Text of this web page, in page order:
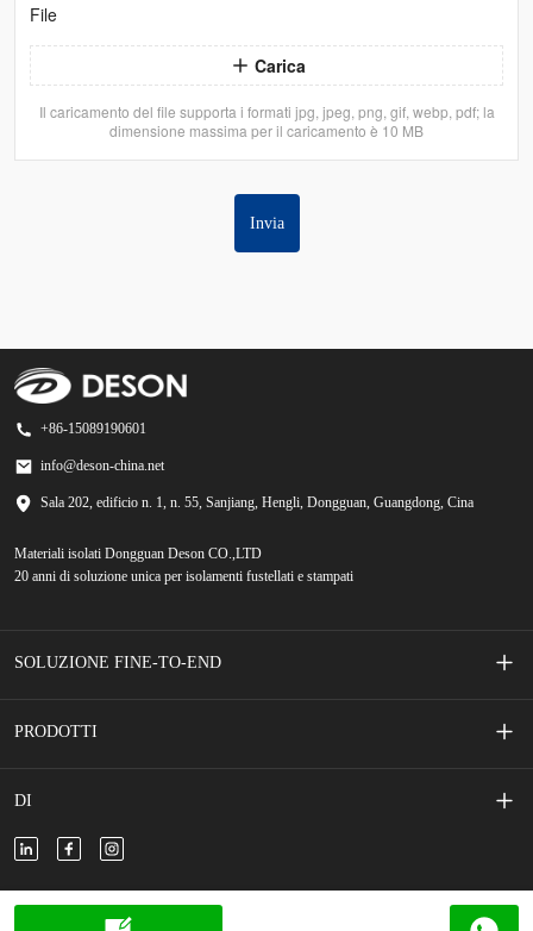
File
Carica
Il caricamento del file supporta i formati jpg, jpeg, png, gif, webp, pdf; la
dimensione massima per il caricamento è 10 MB
Invia
+86-15089190601
info@deson-china.net
Sala 202, edificio n. 1, n. 55, Sanjiang, Hengli, Dongguan, Guangdong, Cina
Materiali isolati Dongguan Deson CO.,LTD
20 anni di soluzione unica per isolamenti fustellati e stampati
SOLUZIONE FINE-TO-END
Interruttori a membrana serigrafati
Veicolo di nuova energia
Nuovo accumulo di energia
PRODOTTI
Schiuma adesiva
DI
Chi siamo